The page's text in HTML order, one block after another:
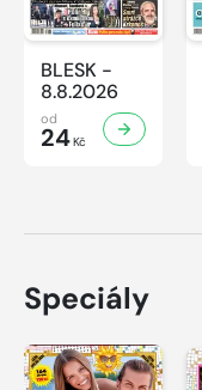
BLESK -
8.8.2026
od
24Kč
Speciály